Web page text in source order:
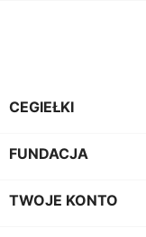
CEGIEŁKI
FUNDACJA
TWOJE KONTO